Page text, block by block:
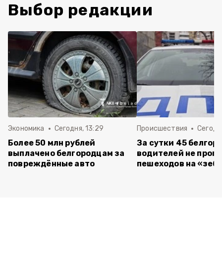
Выбор редакции
Экономика Сегодня, 13:29
Более 50 млн рублей
выплачено белгородцам за
повреждённые авто
Происшествия
За сутки 45
водителей не
пешеходов на